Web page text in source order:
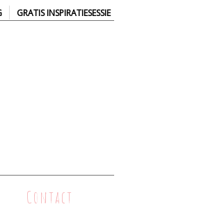
| GRATIS INSPIRATIESESSIE
Contact